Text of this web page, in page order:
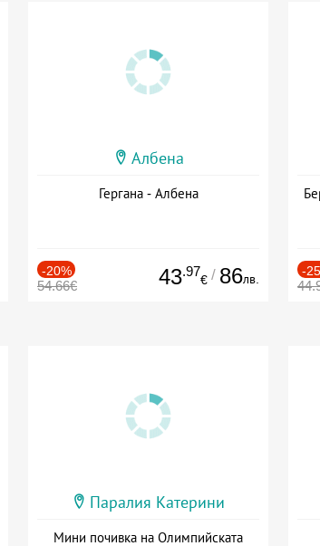
Албена
Гергана - Албена
-20%
54.66€ 43.97
€ / 86лв.
-
Паралия Катерини
Мини почивка на Олимпийската